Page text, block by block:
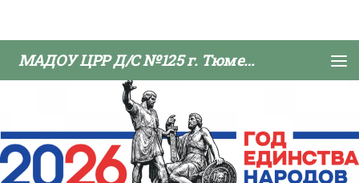
МАДОУ ЦРР Д/С №125 г. Тюмени